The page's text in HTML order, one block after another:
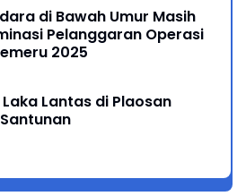
di Bawah Umur Masih
Pelanggaran Operasi
2025
Lantas di Plaosan